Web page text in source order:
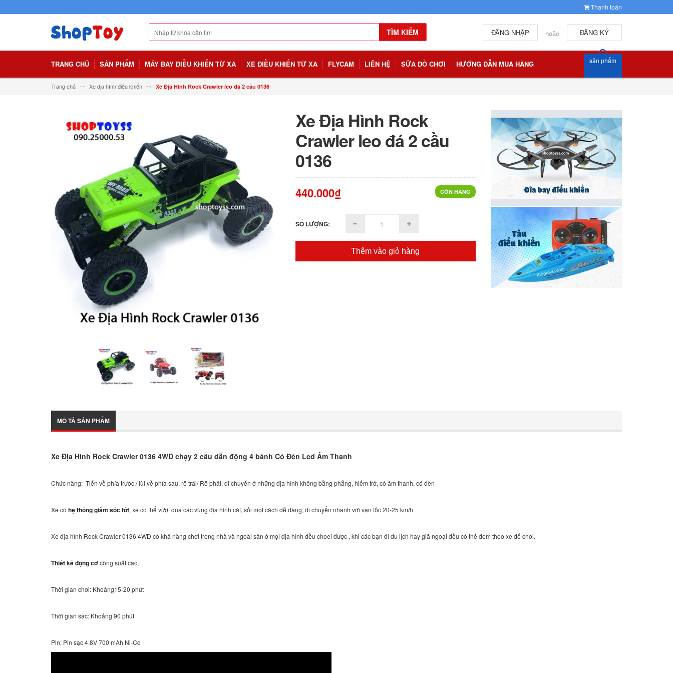
Thanh toán
TÌM KIẾM ĐĂNG KÝ
hoặc
ĐĂNG NHẬP
TRANG CHỦ SẢN PHẨM MÁY BAY ĐIỀU KHIỂN TỪ XA XE ĐIỀU KHIỂN TỪ XA FLYCAM LIÊN HỆ SỬA ĐỒ CHƠI HƯỚNG DẪN MUA HÀNG sản phẩm
Trang chủ Xe địa hình điều khiển Xe Địa Hình Rock Crawler leo đá 2 cầu 0136
Xe Địa Hình Rock
Crawler leo đá 2 cầu
0136
CÒN HÀNG
440.000₫
SỐ LƯỢNG:
Thêm vào giỏ hàng
MÔ TẢ SẢN PHẨM
Xe Địa Hình Rock Crawler 0136 4WD chạy 2 cầu dẫn động 4 bánh Có Đèn Led Âm Thanh
Chức năng: Tiến về phía trước,/ lùi về phía sau, rẽ trái/ Rẽ phải, di chuyển ở những địa hình không bằng phẳng, hiểm trở, có âm thanh, có đèn
Xe có hệ thống giảm sốc tốt, xe có thể vượt qua các vùng địa hình cát, sỏi một cách dễ dàng, di chuyển nhanh với vận tốc 20-25 km/h
Xe địa hình Rock Crawler 0136 4WD có khả năng chơi trong nhà và ngoài sân ở mọi địa hình đều choei được , khi các bạn đi du lịch hay giã ngoại đều có thể đem theo xe để chơi.
Thiết kế động cơcông suất cao.
Thời gian chơi: Khoảng15-20 phút
Thời gian sạc: Khoảng 90 phút
Pin: Pin sạc 4.8V 700 mAh Ni-Cd